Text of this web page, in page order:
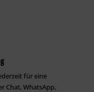
für eine
Chat, WhatsApp,